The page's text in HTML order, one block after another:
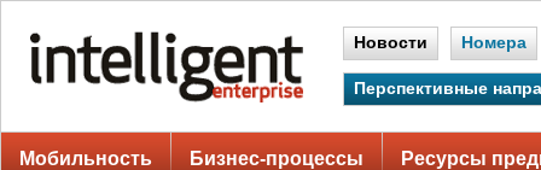
Новости Номера
Перспективные
Мобильность Бизнес-процессы Ресурсы